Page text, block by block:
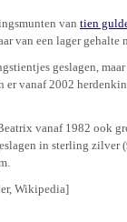
van tien
van een lager
geslagen,
er vanaf 2002
vanaf 1982 ook
in sterling zilver
Wikipedia]